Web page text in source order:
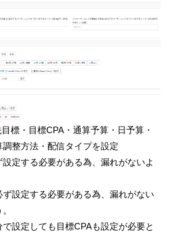
標・目標CPA・通算予算・日予算・
整方法・配信タイプを設定
定する必要がある為、漏れがないよ
設定する必要がある為、漏れがない
設定しても目標CPAも設定が必要と